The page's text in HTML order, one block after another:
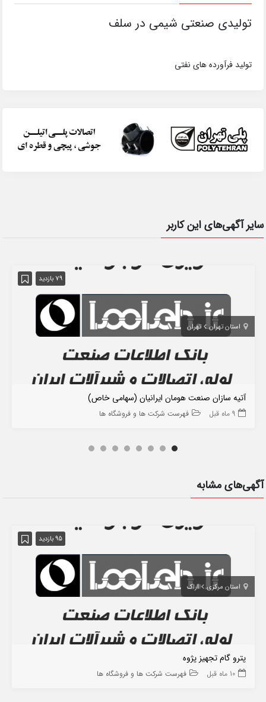
تولیدی صنعتی شیمی در سلف
تولید فرآورده های نفتی
سایر آگهی‌های این کاربر
79 بازدید
استان تهران تهران
آتیه سازان صنعت هومان ایرانیان (سهامی خاص)
9 ماه قبل فهرست شرکت ها و فروشگاه ها
آگهی‌های مشابه
95 بازدید
استان مرکزی اراک
پترو گام تجهیز پژوه
10 ماه قبل فهرست شرکت ها و فروشگاه ها